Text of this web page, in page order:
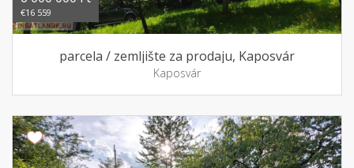
€16 559
parcela / zemljište za prodaju, Kaposvár
Kaposvár